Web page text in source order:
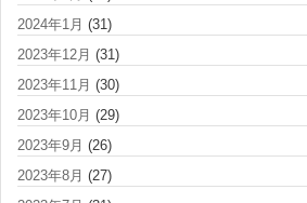
2024年1月 (31)
2023年12月 (31)
2023年11月 (30)
2023年10月 (29)
2023年9月 (26)
2023年8月 (27)